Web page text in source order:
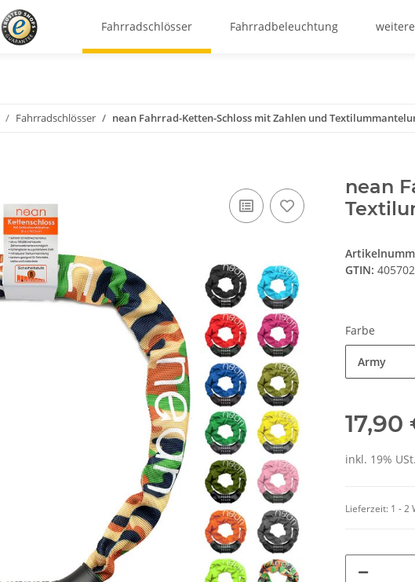
Fahrradschlösser Fahrradbeleuchtung
Fahrradschlösser nean Fahrrad-Ketten-Schloss mit Zahlen und
nean
GTIN:
Farbe
Army
17,90
inkl. 19%
Lieferzeit: 1 - 2